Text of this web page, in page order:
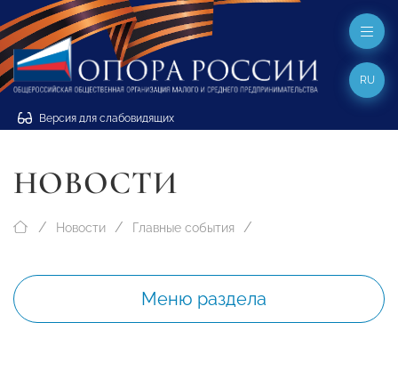
Версия для слабовидящих
RU
НОВОСТИ
Новости Главные события
Меню раздела